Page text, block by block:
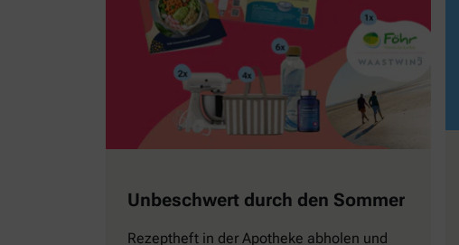
Unbeschwert durch den Sommer
Rezeptheft in der Apotheke abholen und